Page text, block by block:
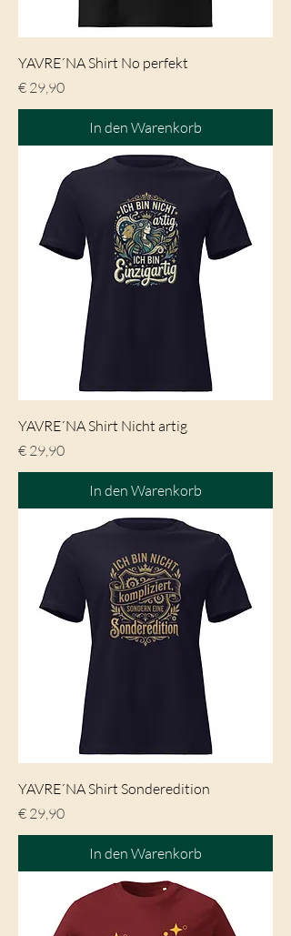
YAVRE´NA Shirt No perfekt
Preis
€ 29,90
In den Warenkorb
YAVRE´NA Shirt Nicht artig
Preis
€ 29,90
In den Warenkorb
YAVRE´NA Shirt Sonderedition
Preis
€ 29,90
In den Warenkorb